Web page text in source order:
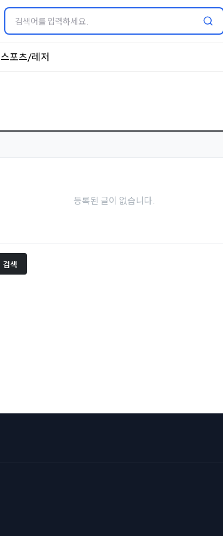
스포츠/레저
등록된 글이 없습니다.
검색